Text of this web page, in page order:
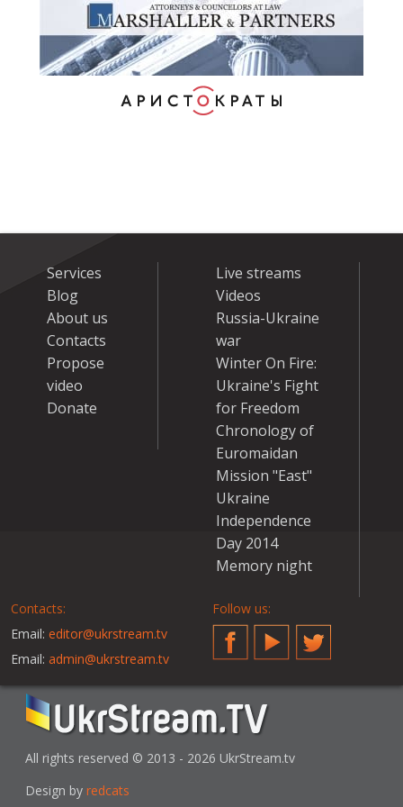
Services
Blog
About us
Contacts
Propose
video
Donate
Live streams
Videos
Russia-Ukraine
war
Winter On Fire:
Ukraine's Fight
for Freedom
Chronology of
Euromaidan
Mission "East"
Ukraine
Independence
Day 2014
Memory night
Contacts:
Email: editor@ukrstream.tv
Email: admin@ukrstream.tv
Follow us:
FacebookYouTubeTwitter
All rights reserved © 2013 - 2026 UkrStream.tv
Design by redcats